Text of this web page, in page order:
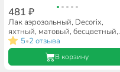
481 ₽
Лак аэрозольный, Decorix,
яхтный, матовый, бесцветный,
для внутренних и наружных
работ, 0.52 л
5•2 отзыва
В корзину